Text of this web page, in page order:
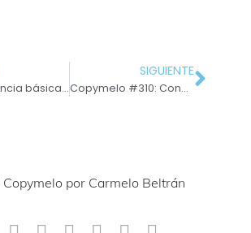
Una secuencia básica de 4 emails para empezar a persuadir
SIGUIENTE
Copymelo #310: Conecta con tus clientes a través de directos
por Carmelo Beltrán